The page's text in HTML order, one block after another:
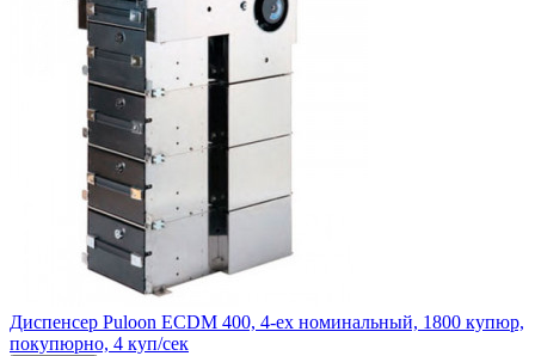
Диспенсер Puloon ECDM 400, 4-ех номинальный, 1800 купюр,
покупюрно, 4 куп/сек